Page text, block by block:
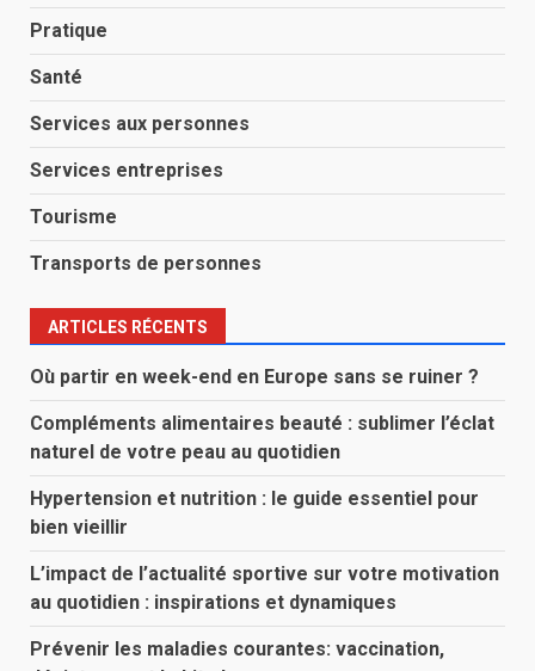
Pratique
Santé
Services aux personnes
Services entreprises
Tourisme
Transports de personnes
ARTICLES RÉCENTS
Où partir en week-end en Europe sans se ruiner ?
Compléments alimentaires beauté : sublimer l’éclat
naturel de votre peau au quotidien
Hypertension et nutrition : le guide essentiel pour
bien vieillir
L’impact de l’actualité sportive sur votre motivation
au quotidien : inspirations et dynamiques
Prévenir les maladies courantes: vaccination,